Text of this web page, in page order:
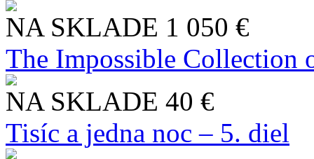
NA SKLADE 1 050 €
The Impossible Collection
NA SKLADE 40 €
Tisíc a jedna noc – 5. diel